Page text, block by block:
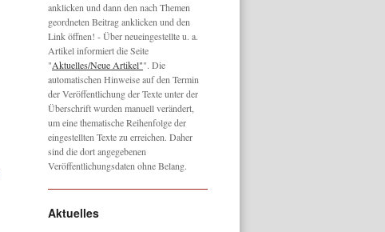
anklicken und dann den nach Themen
geordneten Beitrag anklicken und den
Link öffnen! - Über neueingestellte u. a.
Artikel informiert die Seite
"Aktuelles/Neue Artikel"". Die
automatischen Hinweise auf den Termin
der Veröffentlichung der Texte unter der
Überschrift wurden manuell verändert,
um eine thematische Reihenfolge der
eingestellten Texte zu erreichen. Daher
sind die dort angegebenen
Veröffentlichungsdaten ohne Belang.
Aktuelles